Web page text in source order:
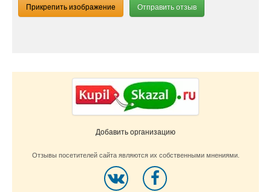
Прикрепить изображение Отправить отзыв
Добавить организацию
Отзывы посетителей сайта являются их собственными мнениями.